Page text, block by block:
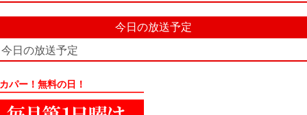
今日の放送予定
今日の放送予定
パー！無料の日！